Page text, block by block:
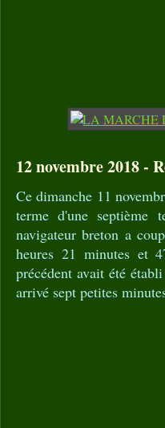
12 novembre 2018 -
Ce dimanche 11
terme d'une septième
navigateur breton a
heures 21 minutes et
précédent avait été
arrivé sept petites